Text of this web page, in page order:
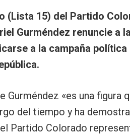
(Lista 15) del Partido
Gurméndez renuncie a
a la campaña
Gurméndez «es una figura
del tiempo y ha
Partido Colorado